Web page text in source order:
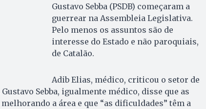
Gustavo Sebba (PSDB) começaram a
guerrear na Assembleia Legislativa.
Pelo menos os assuntos são de
interesse do Estado e não paroquiais,
de Catalão.
Adib Elias, médico, criticou o setor de
Sebba, igualmente médico, disse que as
a área e que “as dificuldades” têm a